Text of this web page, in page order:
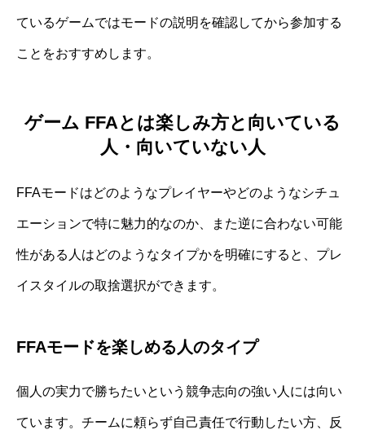
ているゲームではモードの説明を確認してから参加する
ことをおすすめします。
ゲーム FFAとは楽しみ方と向いている
人・向いていない人
FFAモードはどのようなプレイヤーやどのようなシチュ
エーションで特に魅力的なのか、また逆に合わない可能
性がある人はどのようなタイプかを明確にすると、プレ
イスタイルの取捨選択ができます。
FFAモードを楽しめる人のタイプ
個人の実力で勝ちたいという競争志向の強い人には向い
ています。チームに頼らず自己責任で行動したい方、反